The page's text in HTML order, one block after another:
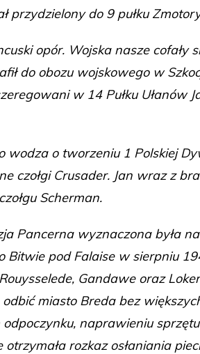
przydzielony do 9 pułku
opór. Wojska nasze cofały
do obozu wojskowego w
w 14 Pułku Ułanów
o tworzeniu 1 Polskiej
czołgi Crusader. Jan wraz z
Scherman.
Pancerna wyznaczona była
Bitwie pod Falaise w sierpniu
Gandawe oraz
miasto Breda bez
naprawieniu
rozkaz osłaniania